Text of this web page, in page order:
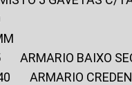
ARMARIO BAIXO
ARMARIO